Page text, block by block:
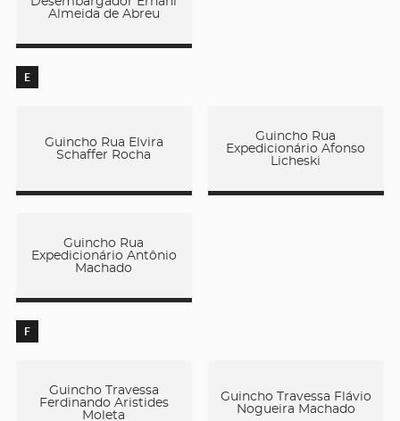
Almeida de Abreu
E
Guincho Rua Elvira
Schaffer Rocha
Guincho Rua
Expedicionário Afonso
Licheski
Guincho Rua
Expedicionário Antônio
Machado
F
Guincho Travessa
Ferdinando Aristides
Moleta
Guincho Travessa Flávio
Nogueira Machado